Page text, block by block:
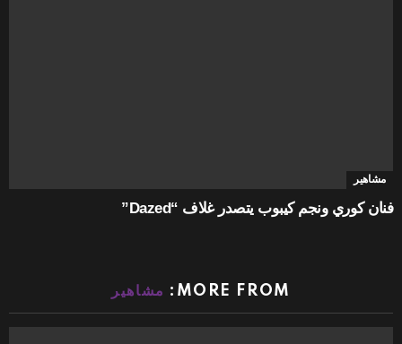
مشاهير
فنان كوري ونجم كيبوب يتصدر غلاف “Dazed”
MORE FROM: مشاهير